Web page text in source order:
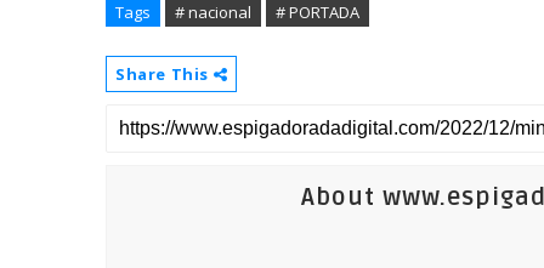
Tags # nacional # PORTADA
Share This
About